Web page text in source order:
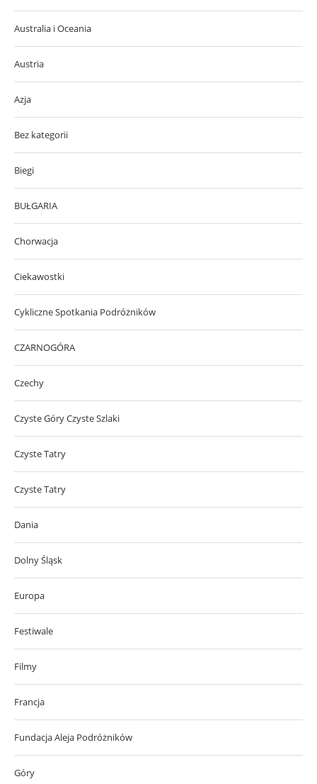
Australia i Oceania
Austria
Azja
Bez kategorii
Biegi
BUŁGARIA
Chorwacja
Ciekawostki
Cykliczne Spotkania Podróżników
CZARNOGÓRA
Czechy
Czyste Góry Czyste Szlaki
Czyste Tatry
Czyste Tatry
Dania
Dolny Śląsk
Europa
Festiwale
Filmy
Francja
Fundacja Aleja Podróżników
Góry